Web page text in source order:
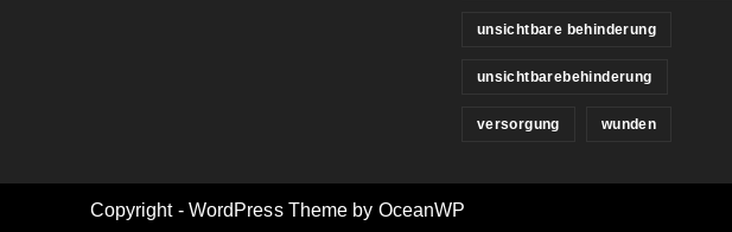
unsichtbare behinderung
unsichtbarebehinderung
versorgung wunden
Copyright - WordPress Theme by OceanWP